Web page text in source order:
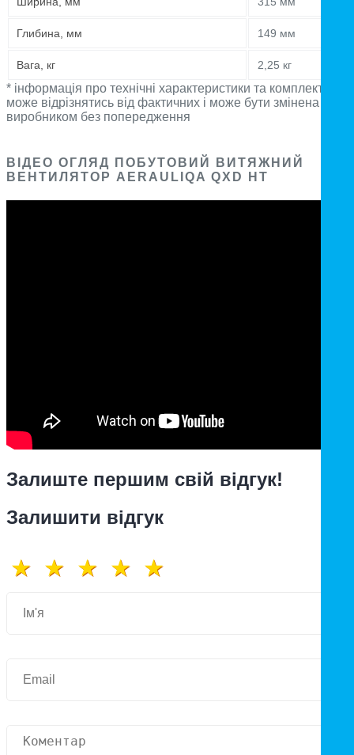
Глибина, мм 149 мм
Вага, кг 2,25 кг
* інформація про технічні характеристики та комплектацію
може відрізнятись від фактичних і може бути змінена
виробником без попередження
ВІДЕО ОГЛЯД ПОБУТОВИЙ ВИТЯЖНИЙ
ВЕНТИЛЯТОР AERAULIQA QXD HT
Залиште першим свій відгук!
Залишити відгук